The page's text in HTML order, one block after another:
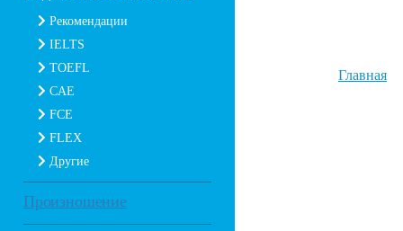
Рекомендации
IELTS
TOEFL
CAE
FCE
FLEX
Другие
Произношение
Главная